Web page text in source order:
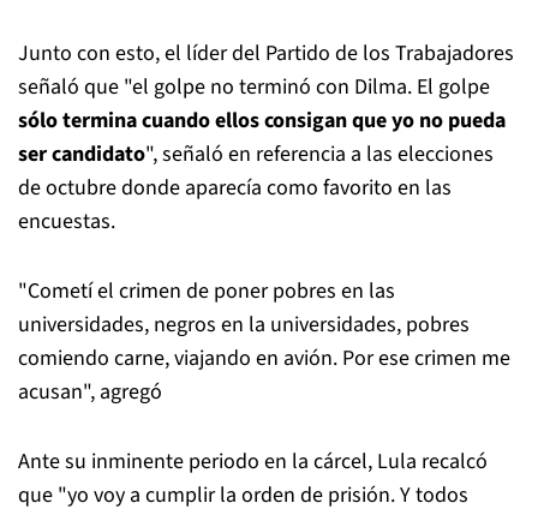
Junto con esto, el líder del Partido de los Trabajadores
señaló que "el golpe no terminó con Dilma. El golpe
sólo termina cuando ellos consigan que yo no pueda
ser candidato", señaló en referencia a las elecciones
de octubre donde aparecía como favorito en las
encuestas.
"Cometí el crimen de poner pobres en las
universidades, negros en la universidades, pobres
comiendo carne, viajando en avión. Por ese crimen me
acusan", agregó
Ante su inminente periodo en la cárcel, Lula recalcó
que "yo voy a cumplir la orden de prisión. Y todos